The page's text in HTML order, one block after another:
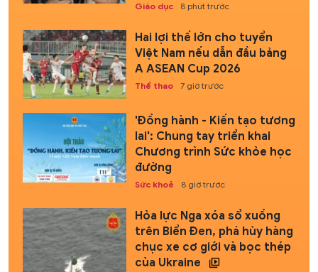
Giáo dục 8 phút trước
Hai lợi thế lớn cho tuyển
Việt Nam nếu dẫn đầu bảng
A ASEAN Cup 2026
Thể thao 7 giờ trước
'Đồng hành - Kiến tạo tương
lai': Chung tay triển khai
Chương trình Sức khỏe học
đường
Sức khoẻ 8 giờ trước
Hỏa lực Nga xóa sổ xuồng
trên Biển Đen, phá hủy hàng
chục xe cơ giới và bọc thép
của Ukraine